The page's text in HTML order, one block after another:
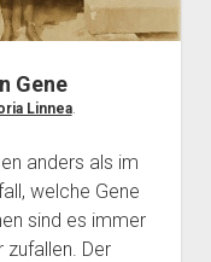
Gene
Linnea.
anders als im
welche Gene
sind es immer
zufallen. Der